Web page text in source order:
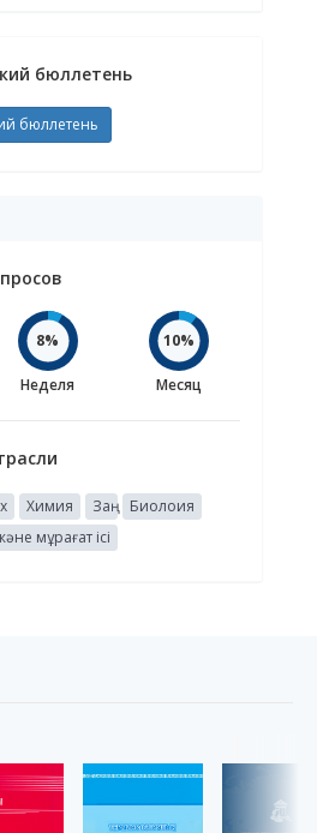
бюллетень
бюллетень
8%
Неделя
10%
Месяц
Химия Заң
Биолоия
мұрағат ісі